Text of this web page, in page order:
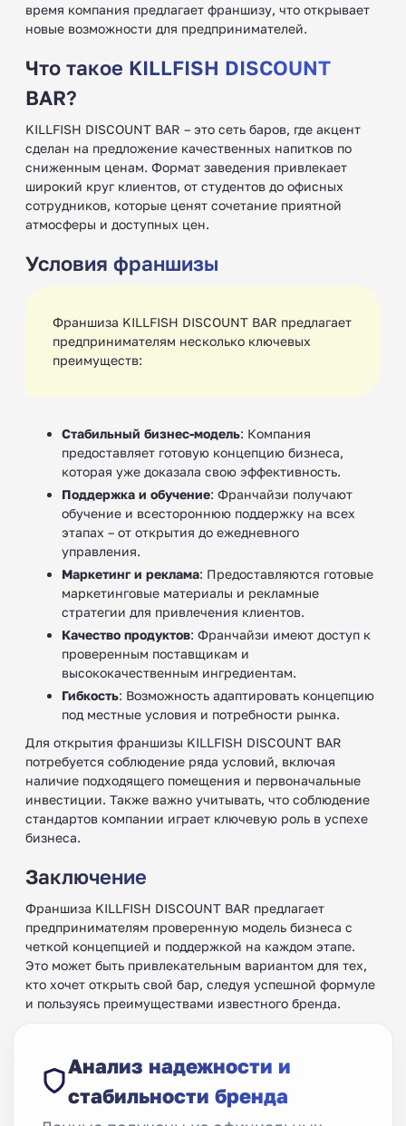
время компания предлагает франшизу, что открывает
новые возможности для предпринимателей.
Что такое KILLFISH DISCOUNT
BAR?
KILLFISH DISCOUNT BAR – это сеть баров, где акцент
сделан на предложение качественных напитков по
сниженным ценам. Формат заведения привлекает
широкий круг клиентов, от студентов до офисных
сотрудников, которые ценят сочетание приятной
атмосферы и доступных цен.
Условия франшизы
Франшиза KILLFISH DISCOUNT BAR предлагает
предпринимателям несколько ключевых
преимуществ:
Стабильный бизнес-модель: Компания
предоставляет готовую концепцию бизнеса,
которая уже доказала свою эффективность.
Поддержка и обучение: Франчайзи получают
обучение и всестороннюю поддержку на всех
этапах – от открытия до ежедневного
управления.
Маркетинг и реклама: Предоставляются готовые
маркетинговые материалы и рекламные
стратегии для привлечения клиентов.
Качество продуктов: Франчайзи имеют доступ к
проверенным поставщикам и
высококачественным ингредиентам.
Гибкость: Возможность адаптировать концепцию
под местные условия и потребности рынка.
Для открытия франшизы KILLFISH DISCOUNT BAR
потребуется соблюдение ряда условий, включая
наличие подходящего помещения и первоначальные
инвестиции. Также важно учитывать, что соблюдение
стандартов компании играет ключевую роль в успехе
бизнеса.
Заключение
Франшиза KILLFISH DISCOUNT BAR предлагает
предпринимателям проверенную модель бизнеса с
четкой концепцией и поддержкой на каждом этапе.
Это может быть привлекательным вариантом для тех,
кто хочет открыть свой бар, следуя успешной формуле
и пользуясь преимуществами известного бренда.
Анализ надежности и
стабильности бренда